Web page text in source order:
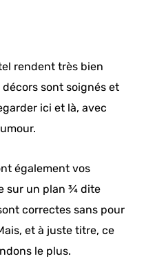
rendent très bien
décors sont soignés et
ici et là, avec
également vos
sur un plan ¾ dite
correctes sans pour
et à juste titre, ce
le plus.